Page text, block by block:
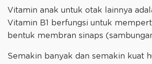
Vitamin anak untuk otak lainnya
Vitamin B1 berfungsi untuk
bentuk membran sinaps
Semakin banyak dan semakin kuat